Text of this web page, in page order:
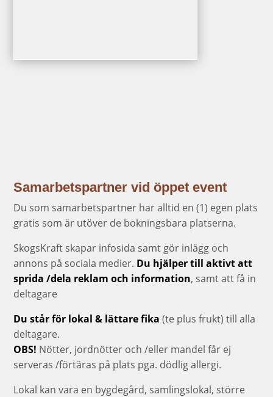
Samarbetspartner vid öppet event
Du som samarbetspartner har alltid en (1) egen plats
gratis som är utöver de bokningsbara platserna.
SkogsKraft skapar infosida samt gör inlägg och
annons på sociala medier. Du hjälper till aktivt att
sprida /dela reklam och information, samt att få in
deltagare
Du står för lokal & lättare fika (te plus frukt) till alla
deltagare.
OBS! Nötter, jordnötter och /eller mandel får ej
serveras /förtäras på plats pga. dödlig allergi.
Lokal kan vara en bygdegård, samlingslokal, större